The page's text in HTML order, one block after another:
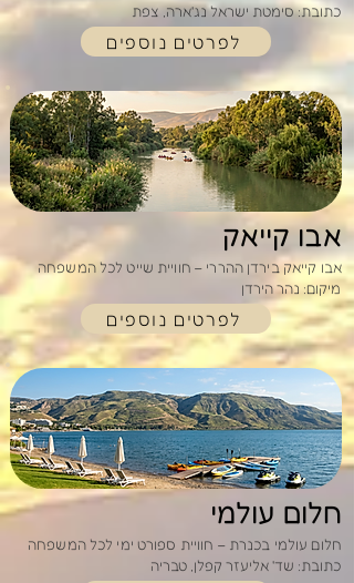
כתובת: סימטת ישראל נג'ארה, צפת
לפרטים נוספים
אבו קייאק
אבו קייאק בירדן ההררי – חוויית שייט לכל המשפחה
מיקום: נהר הירדן
לפרטים נוספים
חלום עולמי
חלום עולמי בכנרת – חוויית ספורט ימי לכל המשפחה
כתובת: שד' אליעזר קפלן, טבריה